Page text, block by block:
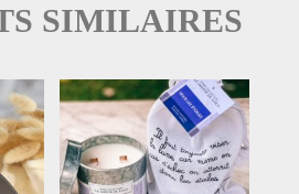
SIMILAIRES